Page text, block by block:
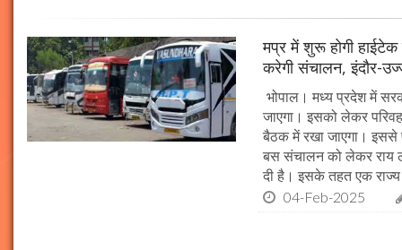
मप्र में शुरू होगी
करेगी संचालन, इंदौर-
भोपाल। मध्य प्रदेश में
जाएगा। इसको लेकर
बैठक में रखा जाएगा। इससे
बस संचालन को लेकर राय
दी है। इसके तहत एक
04-Feb-2025